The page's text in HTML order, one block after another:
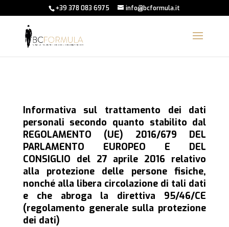
+39 378 083 6975 info@bcformula.it
Informativa sul trattamento dei dati
personali secondo quanto stabilito dal
REGOLAMENTO (UE) 2016/679 DEL
PARLAMENTO EUROPEO E DEL
CONSIGLIO del 27 aprile 2016 relativo
alla protezione delle persone fisiche,
nonché alla libera circolazione di tali dati
e che abroga la direttiva 95/46/CE
(regolamento generale sulla protezione
dei dati)